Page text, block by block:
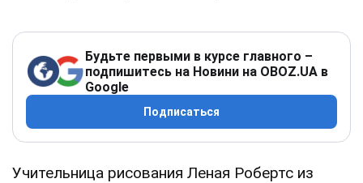
Будьте первыми в курсе главного –
подпишитесь на Новини на OBOZ.UA в
Google
Подписаться
Учительница рисования Леная Робертс из